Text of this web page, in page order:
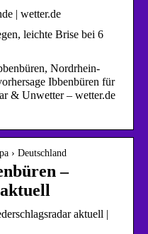
| wetter.de
leichte Brise bei 6
Nordrhein-
Ibbenbüren für
& Unwetter – wetter.de
› Deutschland
–
aktuell |